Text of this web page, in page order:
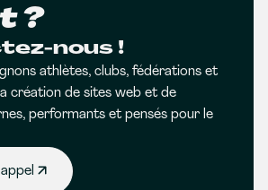
?
nous !
athlètes, clubs, fédérations et
création de sites web et de
performants et pensés pour le